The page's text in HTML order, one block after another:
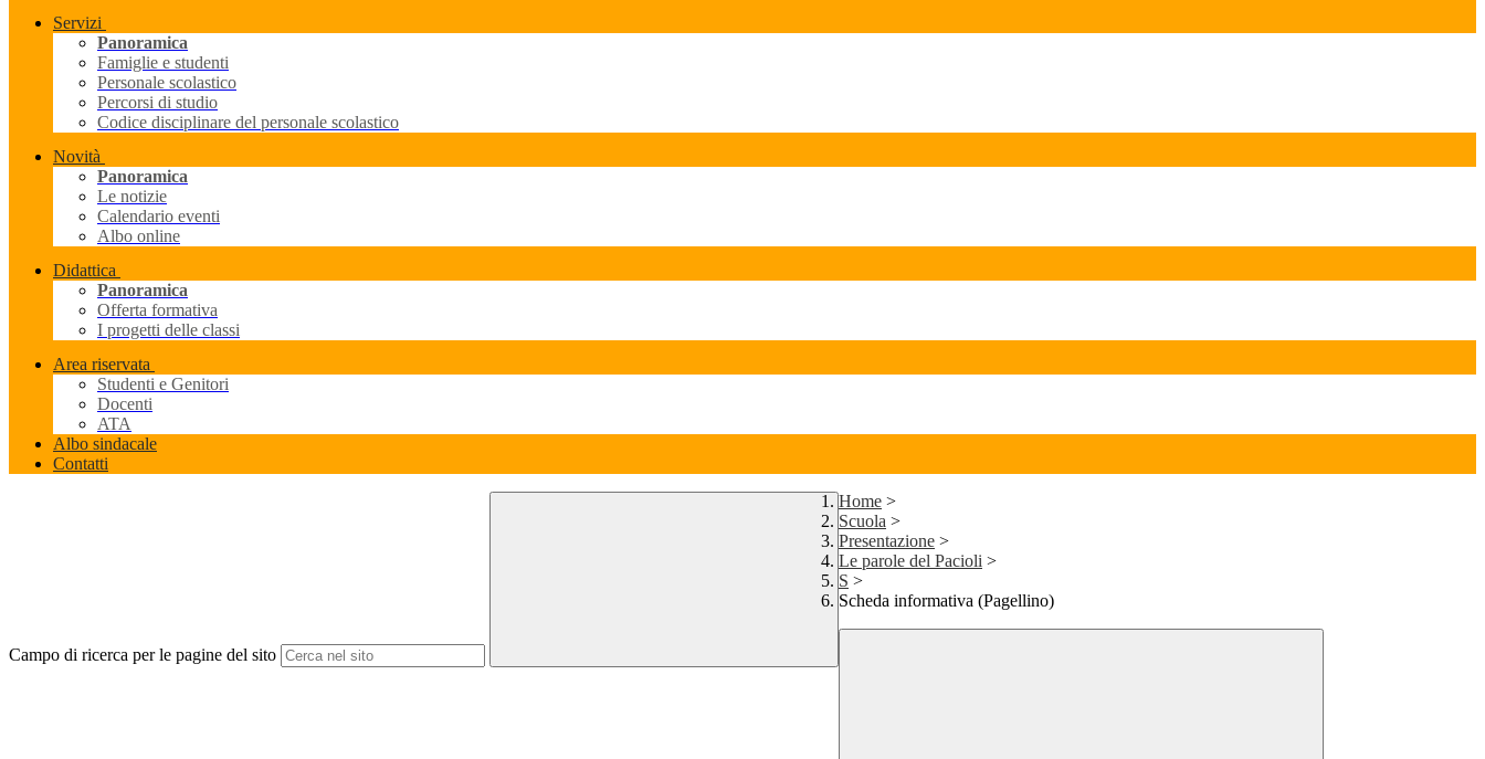
Servizi
Panoramica
Famiglie e studenti
Personale scolastico
Percorsi di studio
Codice disciplinare del personale scolastico
Novità
Panoramica
Le notizie
Calendario eventi
Albo online
Didattica
Panoramica
Offerta formativa
I progetti delle classi
Area riservata
Studenti e Genitori
Docenti
ATA
Albo sindacale
Contatti
Campo di ricerca per le pagine del sito
Home >
Scuola >
Presentazione >
Le parole del Pacioli >
S >
Scheda informativa (Pagellino)